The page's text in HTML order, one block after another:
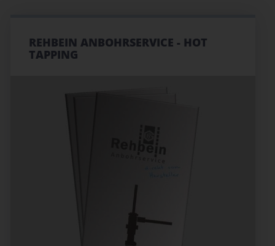
REHBEIN ANBOHRSERVICE - HOT
TAPPING